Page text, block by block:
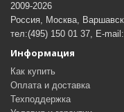
2009-2026
Россия, Москва,
тел:(495) 150 01 37, E-
Информация
Как купить
Оплата и доставка
Техподдержка